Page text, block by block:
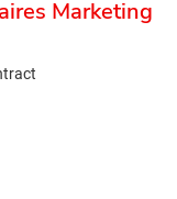
Marketing